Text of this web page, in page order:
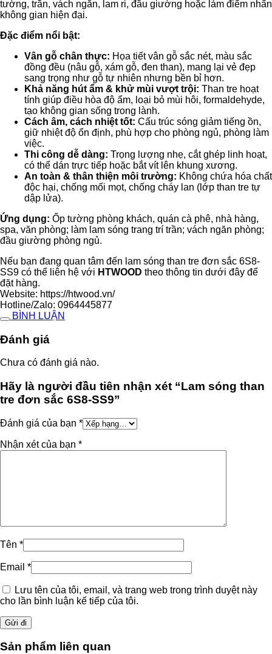
tường, trần, vách ngăn, lam ri, đầu giường hoặc làm điểm nhấn
không gian hiện đại.
Đặc điểm nổi bật:
Vân gỗ chân thực: Họa tiết vân gỗ sắc nét, màu sắc
đồng đều (nâu gỗ, xám gỗ, đen than), mang lại vẻ đẹp
sang trọng như gỗ tự nhiên nhưng bền bỉ hơn.
Khả năng hút ẩm & khử mùi vượt trội: Than tre hoạt
tính giúp điều hòa độ ẩm, loại bỏ mùi hôi, formaldehyde,
tạo không gian sống trong lành.
Cách âm, cách nhiệt tốt: Cấu trúc sóng giảm tiếng ồn,
giữ nhiệt độ ổn định, phù hợp cho phòng ngủ, phòng làm
việc.
Thi công dễ dàng: Trọng lượng nhẹ, cắt ghép linh hoạt,
có thể dán trực tiếp hoặc bắt vít lên khung xương.
An toàn & thân thiện môi trường: Không chứa hóa chất
độc hại, chống mối mọt, chống cháy lan (lớp than tre tự
dập lửa).
Ứng dụng: Ốp tường phòng khách, quán cà phê, nhà hàng,
spa, văn phòng; làm lam sóng trang trí trần; vách ngăn phòng;
đầu giường phòng ngủ.
Nếu bạn đang quan tâm đến lam sóng than tre đơn sắc 6S8-
SS9 có thể liên hệ với HTWOOD theo thông tin dưới đây để
đặt hàng.
Website: https://htwood.vn/
Hotline/Zalo: 0964445877
BÌNH LUẬN
Đánh giá
Chưa có đánh giá nào.
Hãy là người đầu tiên nhận xét “Lam sóng than
tre đơn sắc 6S8-SS9”
Đánh giá của bạn *
Nhận xét của bạn *
Tên *
Email *
Lưu tên của tôi, email, và trang web trong trình duyệt này
cho lần bình luận kế tiếp của tôi.
Sản phẩm liên quan